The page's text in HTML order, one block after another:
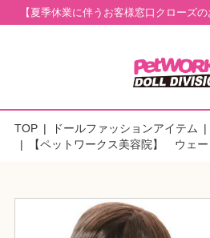
【夏季休業に伴うお客様窓口クローズ
TOP ドールファッションアイテム
【ペットワークス美容院】 ウェ